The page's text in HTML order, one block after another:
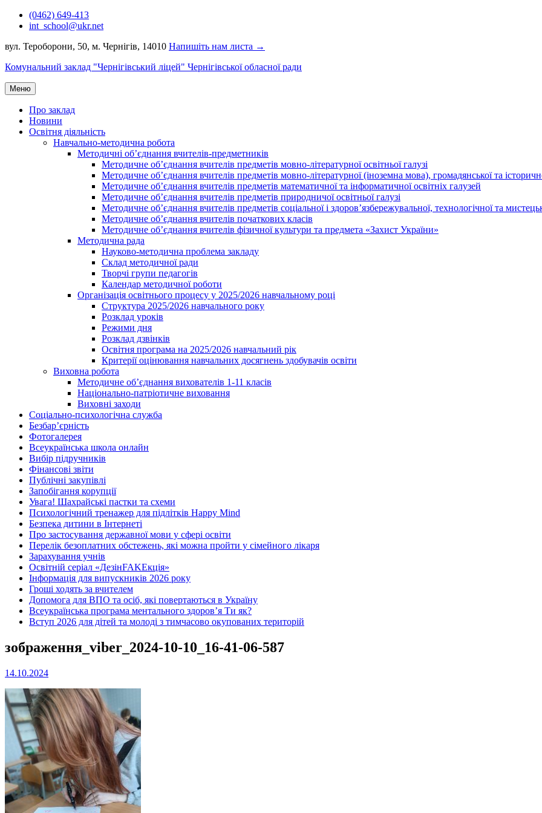
Перейти(0462) 649-413
int_school@ukr.net
вул. Тероборони, 50, м. Чернігів, 14010 Напишіть нам листа →
Комунальний заклад "Чернігівський ліцей" Чернігівської обласної ради
Меню
Про заклад
Новини
Освітня діяльність
Навчально-методична робота
Методичні об’єднання вчителів-предметників
Методичне об’єднання вчителів предметів мовно-літературної освітньої галузі
Методичне об’єднання вчителів предметів мовно-літературної (іноземна мова), громадянської та
Методичне об’єднання вчителів предметів математичної та інформатичної освітніх галузей
Методичне об’єднання вчителів предметів природничої освітньої галузі
Методичне об’єднання вчителів предметів соціальної і здоров’язбережувальної, технологічної та
Методичне об’єднання вчителів початкових класів
Методичне об’єднання вчителів фізичної культури та предмета «Захист України»
Методична рада
Науково-методична проблема закладу
Склад методичної ради
Творчі групи педагогів
Календар методичної роботи
Організація освітнього процесу у 2025/2026 навчальному році
Структура 2025/2026 навчального року
Розклад уроків
Режими дня
Розклад дзвінків
Освітня програма на 2025/2026 навчальний рік
Критерії оцінювання навчальних досягнень здобувачів освіти
Виховна робота
Методичне об’єднання вихователів 1-11 класів
Національно-патріотичне виховання
Виховні заходи
Соціально-психологічна служба
Безбар’єрність
Фотогалерея
Всеукраїнська школа онлайн
Вибір підручників
Фінансові звіти
Публічні закупівлі
Запобігання корупції
Увага! Шахрайські пастки та схеми
Психологічний тренажер для підлітків Happy Mind
Безпека дитини в Інтернеті
Про застосування державної мови у сфері освіти
Перелік безоплатних обстежень, які можна пройти у сімейного лікаря
Зарахування учнів
Освітній серіал «ДезінFAKEкція»
Інформація для випускників 2026 року
Гроші ходять за вчителем
Допомога для ВПО та осіб, які повертаються в Україну
Всеукраїнська програма ментального здоров’я Ти як?
Вступ 2026 для дітей та молоді з тимчасово окупованих територій
зображення_viber_2024-10-10_16-41-06-587
14.10.2024